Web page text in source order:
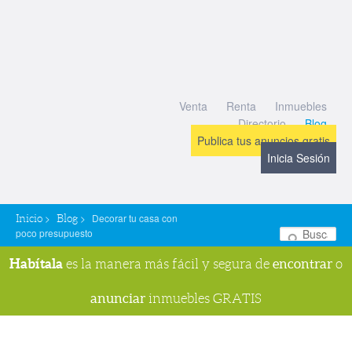
Venta Renta
Inmuebles
Directorio
Blog
Publica tus anuncios gratis
Inicia Sesión
Inicio > Blog > Decorar tu casa con
poco presupuesto
Habítala es la manera más fácil y segura de encontrar o
anunciar inmuebles GRATIS